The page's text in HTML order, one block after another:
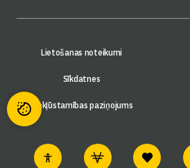
Lietošanas noteikumi
Sīkdatnes
Piekļūstamības paziņojums